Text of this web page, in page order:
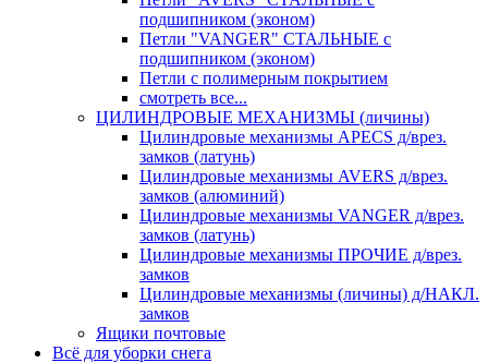
подшипником (эконом)
Петли "VANGER" СТАЛЬНЫЕ с
подшипником (эконом)
Петли с полимерным покрытием
смотреть все...
ЦИЛИНДРОВЫЕ МЕХАНИЗМЫ (личины)
Цилиндровые механизмы APECS д/врез.
замков (латунь)
Цилиндровые механизмы AVERS д/врез.
замков (алюминий)
Цилиндровые механизмы VANGER д/врез.
замков (латунь)
Цилиндровые механизмы ПРОЧИЕ д/врез.
замков
Цилиндровые механизмы (личины) д/НАКЛ.
замков
Ящики почтовые
Всё для уборки снега